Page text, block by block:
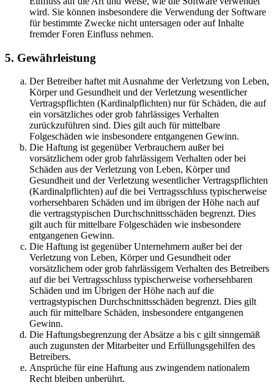
wird. Sie können insbesondere die Verwendung der Software
für bestimmte Zwecke nicht untersagen oder auf Inhalte
fremder Foren Einfluss nehmen.
5. Gewährleistung
Der Betreiber haftet mit Ausnahme der Verletzung von Leben,
Körper und Gesundheit und der Verletzung wesentlicher
Vertragspflichten (Kardinalpflichten) nur für Schäden, die auf
ein vorsätzliches oder grob fahrlässiges Verhalten
zurückzuführen sind. Dies gilt auch für mittelbare
Folgeschäden wie insbesondere entgangenen Gewinn.
Die Haftung ist gegenüber Verbrauchern außer bei
vorsätzlichem oder grob fahrlässigem Verhalten oder bei
Schäden aus der Verletzung von Leben, Körper und
Gesundheit und der Verletzung wesentlicher Vertragspflichten
(Kardinalpflichten) auf die bei Vertragsschluss typischerweise
vorhersehbaren Schäden und im übrigen der Höhe nach auf
die vertragstypischen Durchschnittsschäden begrenzt. Dies
gilt auch für mittelbare Folgeschäden wie insbesondere
entgangenen Gewinn.
Die Haftung ist gegenüber Unternehmern außer bei der
Verletzung von Leben, Körper und Gesundheit oder
vorsätzlichem oder grob fahrlässigem Verhalten des Betreibers
auf die bei Vertragsschluss typischerweise vorhersehbaren
Schäden und im Übrigen der Höhe nach auf die
vertragstypischen Durchschnittsschäden begrenzt. Dies gilt
auch für mittelbare Schäden, insbesondere entgangenen
Gewinn.
Die Haftungsbegrenzung der Absätze a bis c gilt sinngemäß
auch zugunsten der Mitarbeiter und Erfüllungsgehilfen des
Betreibers.
Ansprüche für eine Haftung aus zwingendem nationalem
Recht bleiben unberührt.